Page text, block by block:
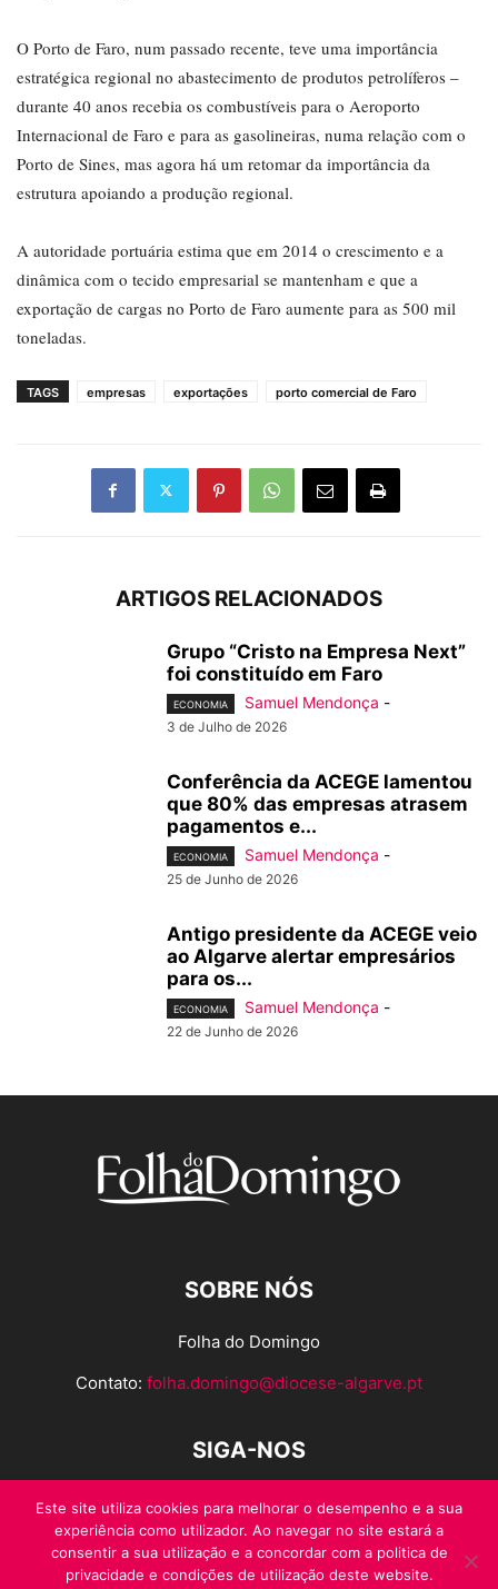
O Porto de Faro, num passado recente, teve uma importância
estratégica regional no abastecimento de produtos petrolíferos –
durante 40 anos recebia os combustíveis para o Aeroporto
Internacional de Faro e para as gasolineiras, numa relação com o
Porto de Sines, mas agora há um retomar da importância da
estrutura apoiando a produção regional.
A autoridade portuária estima que em 2014 o crescimento e a
dinâmica com o tecido empresarial se mantenham e que a
exportação de cargas no Porto de Faro aumente para as 500 mil
toneladas.
TAGS empresas exportações porto comercial de Faro
ARTIGOS RELACIONADOS
Grupo “Cristo na Empresa Next”
foi constituído em Faro
ECONOMIA Samuel Mendonça -
3 de Julho de 2026
Conferência da ACEGE lamentou
que 80% das empresas atrasem
pagamentos e...
ECONOMIA Samuel Mendonça -
25 de Junho de 2026
Antigo presidente da ACEGE veio
ao Algarve alertar empresários
para os...
ECONOMIA Samuel Mendonça -
22 de Junho de 2026
SOBRE NÓS
Folha do Domingo
Contato: folha.domingo@diocese-algarve.pt
SIGA-NOS
Este site utiliza cookies para melhorar o desempenho e a sua
experiência como utilizador. Ao navegar no site estará a
consentir a sua utilização e a concordar com a politica de
privacidade e condições de utilização deste website.